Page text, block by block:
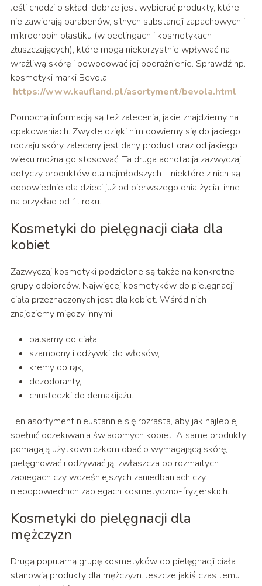
Jeśli chodzi o skład, dobrze jest wybierać produkty, które
nie zawierają parabenów, silnych substancji zapachowych i
mikrodrobin plastiku (w peelingach i kosmetykach
złuszczających), które mogą niekorzystnie wpływać na
wrażliwą skórę i powodować jej podrażnienie. Sprawdź np.
kosmetyki marki Bevola –
https://www.kaufland.pl/asortyment/bevola.html.
Pomocną informacją są też zalecenia, jakie znajdziemy na
opakowaniach. Zwykle dzięki nim dowiemy się do jakiego
rodzaju skóry zalecany jest dany produkt oraz od jakiego
wieku można go stosować. Ta druga adnotacja zazwyczaj
dotyczy produktów dla najmłodszych – niektóre z nich są
odpowiednie dla dzieci już od pierwszego dnia życia, inne –
na przykład od 1. roku.
Kosmetyki do pielęgnacji ciała dla
kobiet
Zazwyczaj kosmetyki podzielone są także na konkretne
grupy odbiorców. Najwięcej kosmetyków do pielęgnacji
ciała przeznaczonych jest dla kobiet. Wśród nich
znajdziemy między innymi:
balsamy do ciała,
szampony i odżywki do włosów,
kremy do rąk,
dezodoranty,
chusteczki do demakijażu.
Ten asortyment nieustannie się rozrasta, aby jak najlepiej
spełnić oczekiwania świadomych kobiet. A same produkty
pomagają użytkowniczkom dbać o wymagającą skórę,
pielęgnować i odżywiać ją, zwłaszcza po rozmaitych
zabiegach czy wcześniejszych zaniedbaniach czy
nieodpowiednich zabiegach kosmetyczno-fryzjerskich.
Kosmetyki do pielęgnacji dla
mężczyzn
Drugą popularną grupę kosmetyków do pielęgnacji ciała
stanowią produkty dla mężczyzn. Jeszcze jakiś czas temu